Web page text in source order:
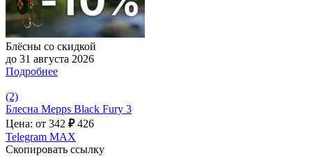
Блёсны со скидкой
до 31 августа 2026
Подробнее
(2)
Блесна Mepps Black Fury 3
Цена: от 342 ₽ 426
Telegram MAX
Скопировать ссылку